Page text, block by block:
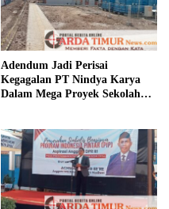
Adendum Jadi Perisai
Kegagalan PT Nindya Karya
Dalam Mega Proyek Sekolah